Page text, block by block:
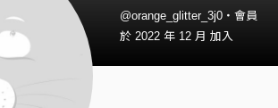
@orange_glitter_3j0・會員
於 2022 年 12 月 加入